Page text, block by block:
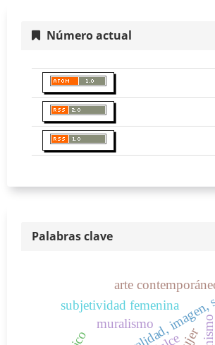
Número actual
Palabras clave
arte
subjetividad femenina
muralismo